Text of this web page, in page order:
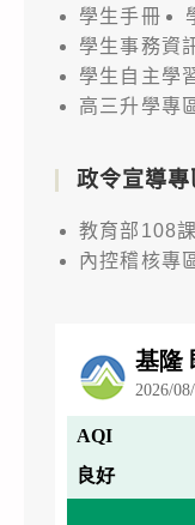
學生手冊
學生事務資
學生自主學
高三升學專
政令宣導專
教育部108
內控稽核專